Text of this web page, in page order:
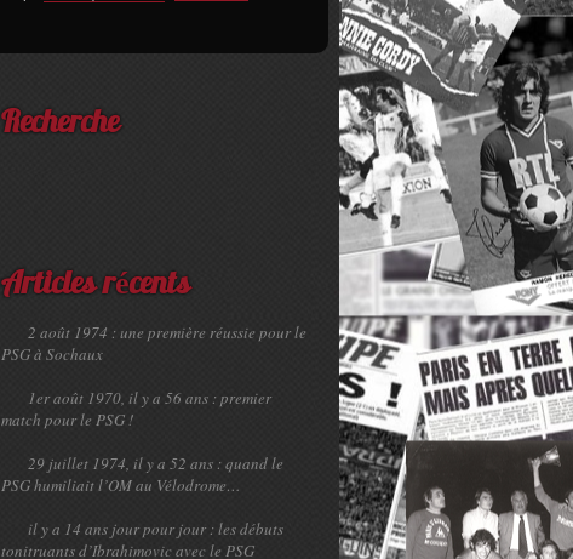
Recherche
Articles récents
2 août 1974 : une première réussie pour le
PSG à Sochaux
1er août 1970, il y a 56 ans : premier
match pour le PSG !
29 juillet 1974, il y a 52 ans : quand le
PSG humiliait l’OM au Vélodrome…
il y a 14 ans jour pour jour : les débuts
tonitruants d’Ibrahimovic avec le PSG